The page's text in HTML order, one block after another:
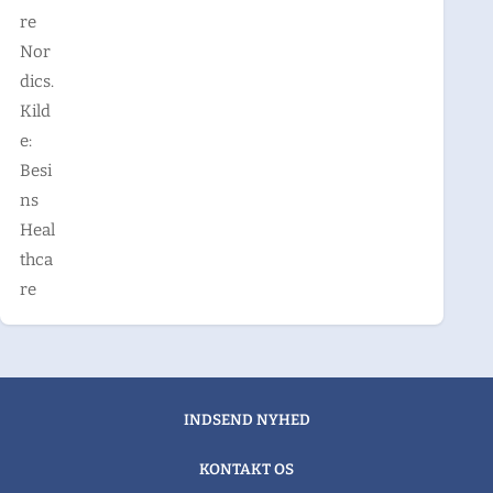
re
Nor
dics.
Kild
e:
Besi
ns
Heal
thca
re
INDSEND NYHED
KONTAKT OS